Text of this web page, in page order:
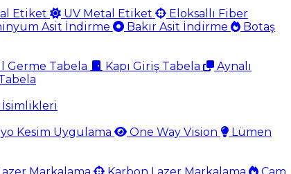
Etiket UV Metal Etiket
Eloksallı Fiber
Asit İndirme Bakır Asit İndirme
Botaş
Germe Tabela Kapı Giriş Tabela
Aynalı
İsimlikleri
Kesim Uygulama One Way Vision
Lümen